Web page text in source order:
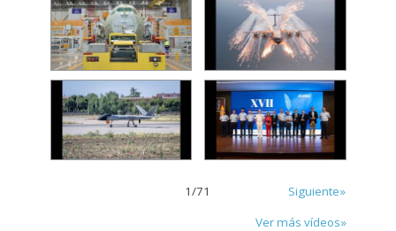
1/71
Siguiente»
Ver más vídeos»